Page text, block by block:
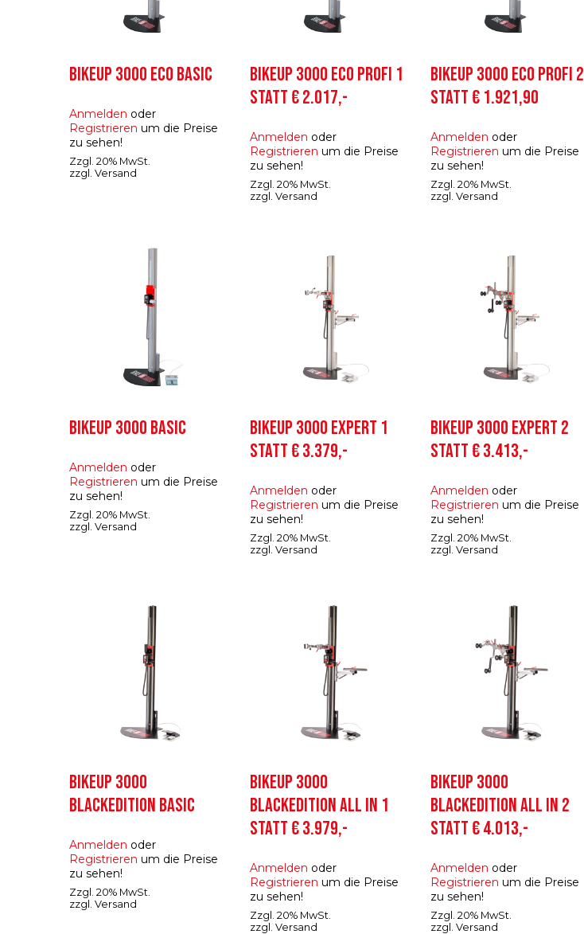
BIKEUP 3000 ECO BASIC
Anmelden oder
Registrieren um die Preise
zu sehen!
Zzgl. 20% MwSt.
zzgl. Versand
BIKEUP 3000 ECO PROFI 1
STATT € 2.017,-
Anmelden oder
Registrieren um die Preise
zu sehen!
Zzgl. 20% MwSt.
zzgl. Versand
BIKEUP 3000 ECO PROFI 2
STATT € 1.921,90
Anmelden oder
Registrieren um die Preise
zu sehen!
Zzgl. 20% MwSt.
zzgl. Versand
BIKEUP 3000 BASIC
Anmelden oder
Registrieren um die Preise
zu sehen!
Zzgl. 20% MwSt.
zzgl. Versand
BIKEUP 3000 EXPERT 1
STATT € 3.379,-
Anmelden oder
Registrieren um die Preise
zu sehen!
Zzgl. 20% MwSt.
zzgl. Versand
BIKEUP 3000 EXPERT 2
STATT € 3.413,-
Anmelden oder
Registrieren um die Preise
zu sehen!
Zzgl. 20% MwSt.
zzgl. Versand
BIKEUP 3000
BLACKEDITION BASIC
Anmelden oder
Registrieren um die Preise
zu sehen!
Zzgl. 20% MwSt.
zzgl. Versand
BIKEUP 3000
BLACKEDITION ALL IN 1
STATT € 3.979,-
Anmelden oder
Registrieren um die Preise
zu sehen!
Zzgl. 20% MwSt.
zzgl. Versand
BIKEUP 3000
BLACKEDITION ALL IN 2
STATT € 4.013,-
Anmelden oder
Registrieren um die Preise
zu sehen!
Zzgl. 20% MwSt.
zzgl. Versand